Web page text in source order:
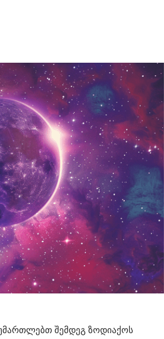
შემდეგ ზოდიაქოს